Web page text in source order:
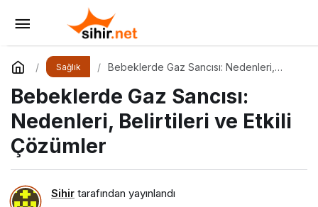
Sağlık
Bebeklerde Gaz Sancısı: Nedenleri,
Bebeklerde Gaz Sancısı:
Nedenleri, Belirtileri ve Etkili
Çözümler
Sihir tarafından yayınlandı
Yarık Damak ve Dudakla Doğan Bebeklerde
Beslenme
Yorum Yap